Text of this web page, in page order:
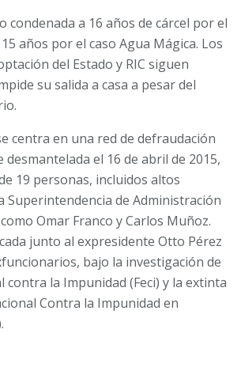
condenada a 16 años de cárcel por el
años por el caso Agua Mágica. Los
del Estado y RIC siguen
su salida a casa a pesar del
centra en una red de defraudación
el 16 de abril de 2015,
19 personas, incluidos altos
Superintendencia de Administración
Omar Franco y Carlos Muñoz.
junto al expresidente Otto Pérez
bajo la investigación de
contra la Impunidad (Feci) y la extinta
Contra la Impunidad en